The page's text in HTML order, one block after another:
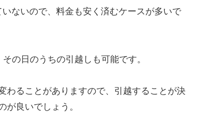
ないので、料金も安く済むケースが多いで
の日のうちの引越しも可能です。
わることがありますので、引越することが決
が良いでしょう。